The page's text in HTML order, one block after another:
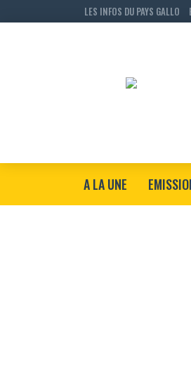
LES INFOS DU PAYS GALLO
A LA UNE